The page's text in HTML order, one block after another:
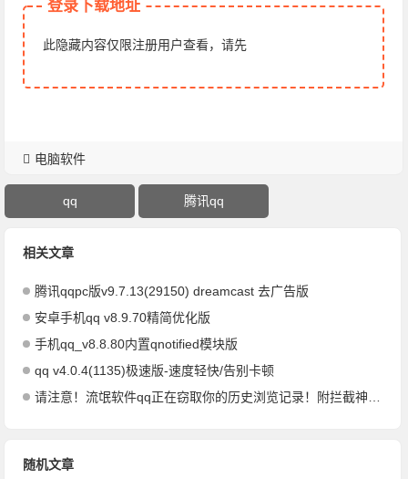
登录下载地址
此隐藏内容仅限注册用户查看，请先
电脑软件
qq 腾讯qq
相关文章
腾讯qqpc版v9.7.13(29150) dreamcast 去广告版
安卓手机qq v8.9.70精简优化版
手机qq_v8.8.80内置qnotified模块版
qq v4.0.4(1135)极速版-速度轻快/告别卡顿
请注意！流氓软件qq正在窃取你的历史浏览记录！附拦截神器！
随机文章